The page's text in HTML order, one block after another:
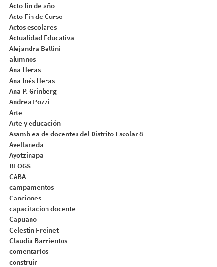
Acto fin de año
Acto Fin de Curso
Actos escolares
Actualidad Educativa
Alejandra Bellini
alumnos
Ana Heras
Ana Inés Heras
Ana P. Grinberg
Andrea Pozzi
Arte
Arte y educación
Asamblea de docentes del Distrito Escolar 8
Avellaneda
Ayotzinapa
BLOGS
CABA
campamentos
Canciones
capacitacion docente
Capuano
Celestin Freinet
Claudia Barrientos
comentarios
construir